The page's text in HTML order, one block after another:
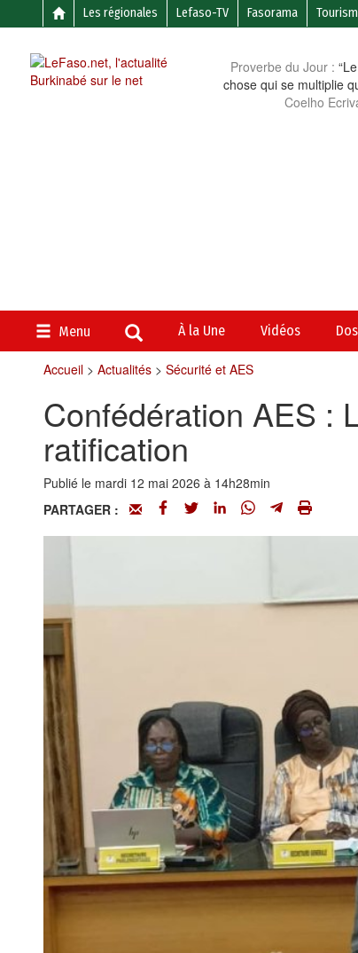
Les régionales Lefaso-TV Fasorama
Proverbe du Jour :
chose qui se multiplie
Coelho
Menu À la Une Vidéos
Accueil> Actualités> Sécurité et AES
Confédération AES :
ratification
Publié le mardi 12 mai 2026 à 14h28min
PARTAGER :